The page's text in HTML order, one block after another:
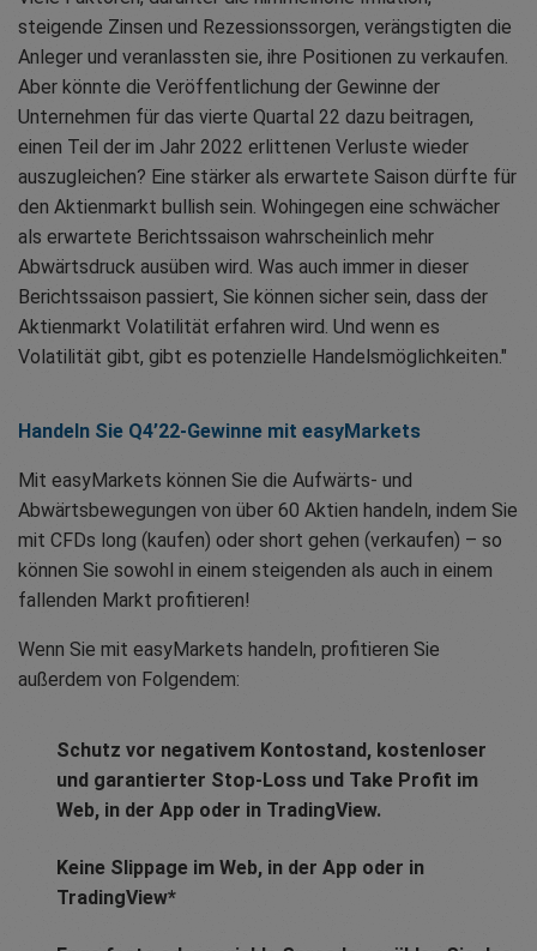
steigende Zinsen und Rezessionssorgen, verängstigten die
Anleger und veranlassten sie, ihre Positionen zu verkaufen.
Aber könnte die Veröffentlichung der Gewinne der
Unternehmen für das vierte Quartal 22 dazu beitragen,
einen Teil der im Jahr 2022 erlittenen Verluste wieder
auszugleichen? Eine stärker als erwartete Saison dürfte für
den Aktienmarkt bullish sein. Wohingegen eine schwächer
als erwartete Berichtssaison wahrscheinlich mehr
Abwärtsdruck ausüben wird. Was auch immer in dieser
Berichtssaison passiert, Sie können sicher sein, dass der
Aktienmarkt Volatilität erfahren wird. Und wenn es
Volatilität gibt, gibt es potenzielle Handelsmöglichkeiten."
Handeln Sie Q4’22-Gewinne mit easyMarkets
Mit easyMarkets können Sie die Aufwärts- und
Abwärtsbewegungen von über 60 Aktien handeln, indem Sie
mit CFDs long (kaufen) oder short gehen (verkaufen) – so
können Sie sowohl in einem steigenden als auch in einem
fallenden Markt profitieren!
Wenn Sie mit easyMarkets handeln, profitieren Sie
außerdem von Folgendem:
Schutz vor negativem Kontostand, kostenloser
und garantierter Stop-Loss und Take Profit im
Web, in der App oder in TradingView.
Keine Slippage im Web, in der App oder in
TradingView*